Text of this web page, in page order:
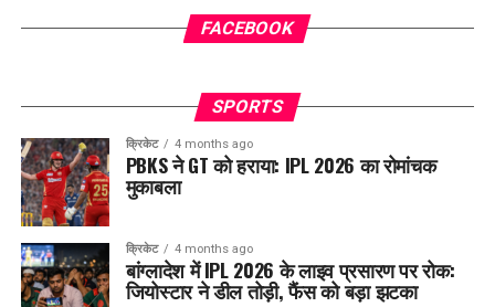
FACEBOOK
SPORTS
क्रिकेट 4 months ago
PBKS ने GT को हराया: IPL 2026 का रोमांचक
मुकाबला
क्रिकेट 4 months ago
बांग्लादेश में IPL 2026 के लाइव प्रसारण पर रोक:
जियोस्टार ने डील तोड़ी, फैंस को बड़ा झटका